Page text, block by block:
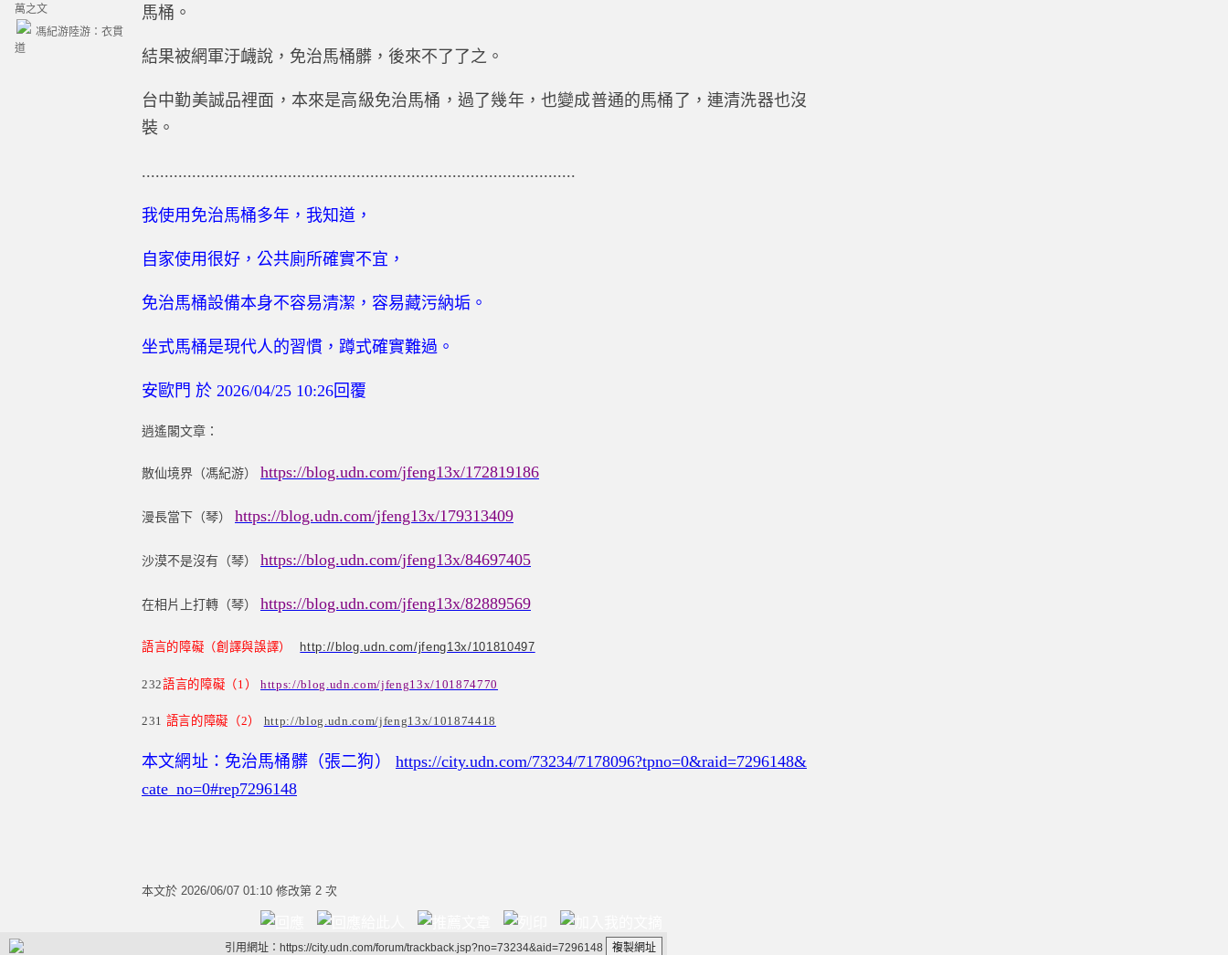
萬之文
馮紀游陸游：衣貫
道
馬桶。
結果被網軍汙衊說，免治馬桶髒，後來不了了之。
台中勤美誠品裡面，本來是高級免治馬桶，過了幾年，也變成普通的馬桶了，連清洗器也沒
裝。
...............................................................................................
我使用免治馬桶多年，我知道，
自家使用很好，公共廁所確實不宜，
免治馬桶設備本身不容易清潔，容易藏污納垢。
坐式馬桶是現代人的習慣，蹲式確實難過。
安歐門 於 2026/04/25 10:26回覆
逍遙閣文章：
散仙境界（馮紀游） https://blog.udn.com/jfeng13x/172819186
漫長當下（琴） https://blog.udn.com/jfeng13x/179313409
沙漠不是沒有（琴） https://blog.udn.com/jfeng13x/84697405
在相片上打轉（琴） https://blog.udn.com/jfeng13x/82889569
語言的障礙（創譯與誤譯） http://blog.udn.com/jfeng13x/101810497
232語言的障礙（ 1 ） https://blog.udn.com/jfeng13x/101874770
231 語言的障礙（2） http://blog.udn.com/jfeng13x/101874418
本文網址：免治馬桶髒（張二狗） https://city.udn.com/73234/7178096?tpno=0&raid=7296148&
cate_no=0#rep7296148
本文於 2026/06/07 01:10 修改第 2 次
引用網址：https://city.udn.com/forum/trackback.jsp?no=73234&aid=7296148